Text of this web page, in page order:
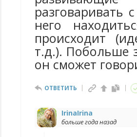
разговаривать
него
происходит
т.д.). Побольше
он сможет
ОТВЕТИТЬ
IrinaIrina
больше года назад